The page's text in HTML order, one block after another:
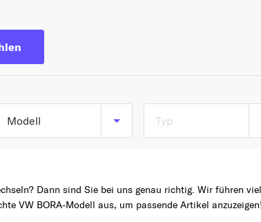
Modell
BORA Variant (1J6) ab
Typ
Dann sind Sie bei uns genau richtig. Wir führen
VW BORA-Modell aus, um passende Artikel anzuzeigen!